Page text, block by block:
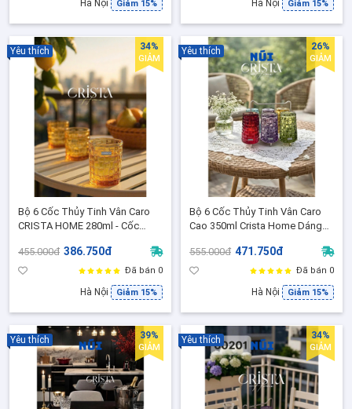
Hà Nội Giảm 15% Hà Nội Giảm 15%
Bộ 6 Cốc Thủy Tinh Vân Caro
CRISTA HOME 280ml - Cốc
Trọng (60201-Y - Vàng Mật
Ong)
455.000đ 386.750đ
Đã bán 0
Hà Nội Giảm 15%
Yêu thích 34%
GIẢM
Bộ 6 Cốc Thủy Tinh Vân Caro
Cao 350ml Crista Home Dáng
Khăn Ren Decor )
555.000đ 471.750đ
Đã bán 0
Hà Nội Giảm 15%
Yêu thích 26%
GIẢM
Yêu thích 39%
GIẢM
Yêu thích 34%
GIẢM